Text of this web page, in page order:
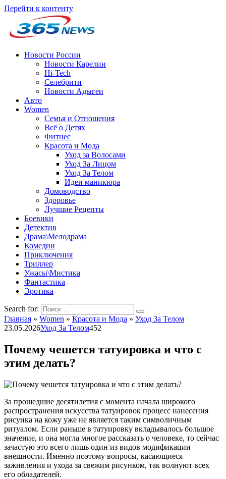
Перейти к контенту
Новости России
Новости Карелии
Hi-Tech
Селебрити
Новости Адыгеи
Авто
Women
Семья и Отношения
Всё о Детях
Фитнес
Красота и Мода
Уход за Волосами
Уход За Лицом
Уход За Телом
Идеи маникюра
Домоводство
Здоровье
Лучшие Рецепты
Боевики
Детектив
Драма\Мелодрама
Комедии
Приключения
Триллер
Ужасы\Мистика
Фантастика
Эротика
Search for:
Главная » Women » Красота и Мода » Уход За Телом
23.05.2026Уход За Телом452
Почему чешется татуировка и что с
этим делать?
За прошедшие десятилетия с момента начала широкого
распространения искусства татуировок процесс нанесения
рисунка на кожу уже не является таким символичным
ритуалом. Если раньше в татуировку вкладывалось большое
значение, и она могла многое рассказать о человеке, то сейчас
зачастую это всего лишь один из видов модификации
внешности. Именно поэтому вопросы, касающиеся
заживления и ухода за свежим рисунком, так волнуют всех
его обладателей.